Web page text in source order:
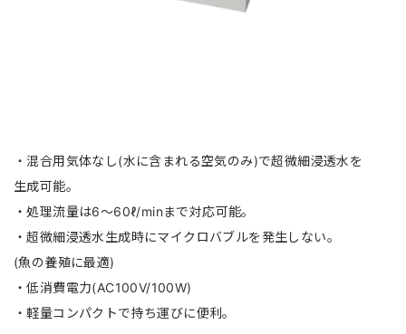
・混合用気体なし(水に含まれる空気のみ)で超微細浸透水を
生成可能。
・処理流量は6～60ℓ/minまで対応可能。
・超微細浸透水生成時にマイクロバブルを発生しない。
(魚の養殖に最適)
・低消費電力(AC100V/100W)
・軽量コンパクトで持ち運びに便利。